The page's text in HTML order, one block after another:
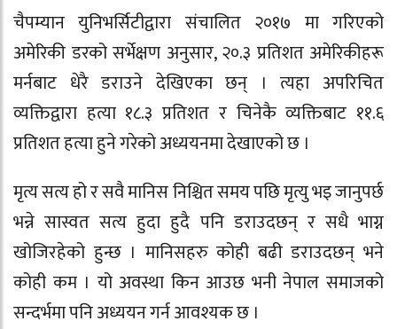
चैपम्यान युनिभर्सिटीद्वारा संचालित २०१७ मा गरिएको
अमेरिकी डरको सर्भेक्षण अनुसार, २०.३ प्रतिशत अमेरिकीहरू
मर्नबाट धेरै डराउने देखिएका छन् । त्यहा अपरिचित
व्यक्तिद्वारा हत्या १८.३ प्रतिशत र चिनेकै व्यक्तिबाट ११.६
प्रतिशत हत्या हुने गरेको अध्ययनमा देखाएको छ ।
मृत्य सत्य हो र सवै मानिस निश्चित समय पछि मृत्यु भइ जानुपर्छ
भन्ने सास्वत सत्य हुदा हुदै पनि डराउदछन् र सधै भाग्न
खोजिरहेको हुन्छ । मानिसहरु कोही बढी डराउदछन् भने
कोही कम । यो अवस्था किन आउछ भनी नेपाल समाजको
सन्दर्भमा पनि अध्ययन गर्न आवश्यक छ ।